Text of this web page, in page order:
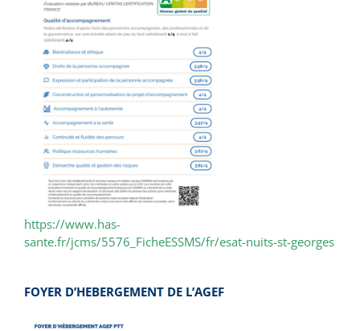
https://www.has-
sante.fr/jcms/5576_FicheESSMS/fr/esat-nuits-st-georges
FOYER D’HEBERGEMENT DE L’AGEF